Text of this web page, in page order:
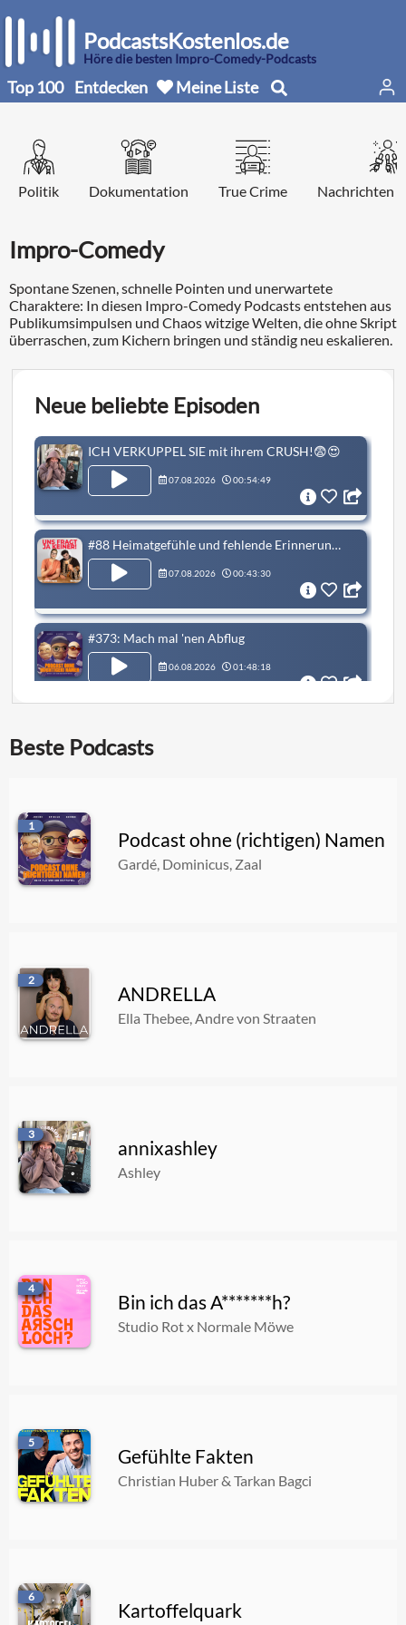
PodcastsKostenlos.de
Höre die besten Impro-Comedy-Podcasts
Top 100 Entdecken Meine Liste
Politik Dokumentation True Crime Nachrichten
Impro-Comedy
Spontane Szenen, schnelle Pointen und unerwartete
Charaktere: In diesen Impro-Comedy Podcasts entstehen aus
Publikumsimpulsen und Chaos witzige Welten, die ohne Skript
überraschen, zum Kichern bringen und ständig neu eskalieren.
Neue beliebte Episoden
ICH VERKUPPEL SIE mit ihrem CRUSH!😨😍
07.08.2026 00:54:49
#88 Heimatgefühle und fehlende Erinnerungen
07.08.2026 00:43:30
#373: Mach mal 'nen Abflug
06.08.2026 01:48:18
Crisp
00:56:03
#566 - Do You Believe?
Beste Podcasts
1
Podcast ohne (richtigen) Namen
Gardé, Dominicus, Zaal
2
ANDRELLA
Ella Thebee, Andre von Straaten
3
annixashley
Ashley
4
Bin ich das A*******h?
Studio Rot x Normale Möwe
5
Gefühlte Fakten
Christian Huber & Tarkan Bagci
6
Kartoffelquark